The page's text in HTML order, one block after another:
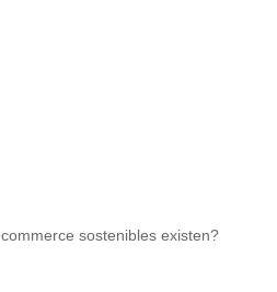
sostenibles existen?